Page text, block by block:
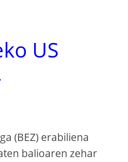
US
(BEZ) erabiliena
balioaren zehar